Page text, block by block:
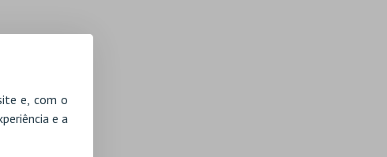
e, com o
e a